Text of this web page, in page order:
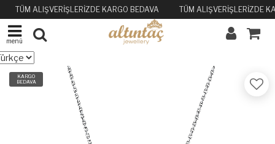
TÜM ALIŞVERİŞLERİZDE KARGO BEDAVA TÜM ALIŞVERİŞLERİZDE
menü
KARGO
BEDAVA